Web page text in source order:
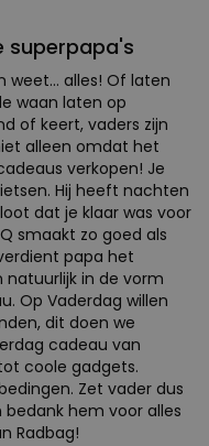
superpapa's
weet... alles! Of laten
waan laten op
of keert, vaders zijn
alleen omdat het
verkopen! Je
Hij heeft nachten
dat je klaar was voor
smaakt zo goed als
papa het
natuurlijk in de vorm
Op Vaderdag willen
dit doen we
cadeau van
coole gadgets.
Zet vader dus
hem voor alles
Radbag!